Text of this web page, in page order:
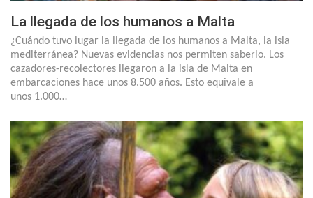
La llegada de los humanos a Malta
¿Cuándo tuvo lugar la llegada de los humanos a Malta, la isla
mediterránea? Nuevas evidencias nos permiten saberlo. Los
cazadores-recolectores llegaron a la isla de Malta en
embarcaciones hace unos 8.500 años. Esto equivale a
unos 1.000…